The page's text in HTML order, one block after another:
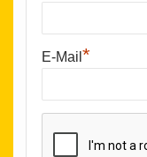
E-Mail *